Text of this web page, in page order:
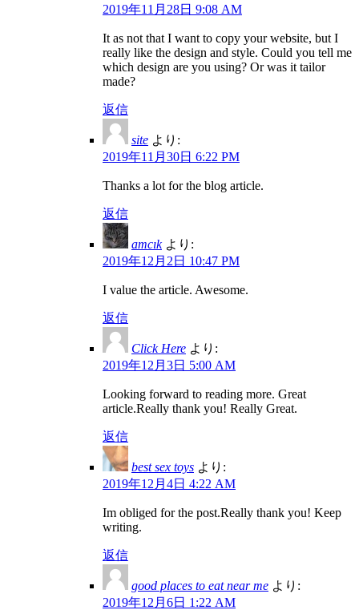
2019年11月28日 9:08 AM
It as not that I want to copy your website, but I
really like the design and style. Could you tell me
which design are you using? Or was it tailor
made?
返信
site より:
2019年11月30日 6:22 PM
Thanks a lot for the blog article.
返信
amcık より:
2019年12月2日 10:47 PM
I value the article. Awesome.
返信
Click Here より:
2019年12月3日 5:00 AM
Looking forward to reading more. Great
article.Really thank you! Really Great.
返信
best sex toys より:
2019年12月4日 4:22 AM
Im obliged for the post.Really thank you! Keep
writing.
返信
good places to eat near me より:
2019年12月6日 1:22 AM